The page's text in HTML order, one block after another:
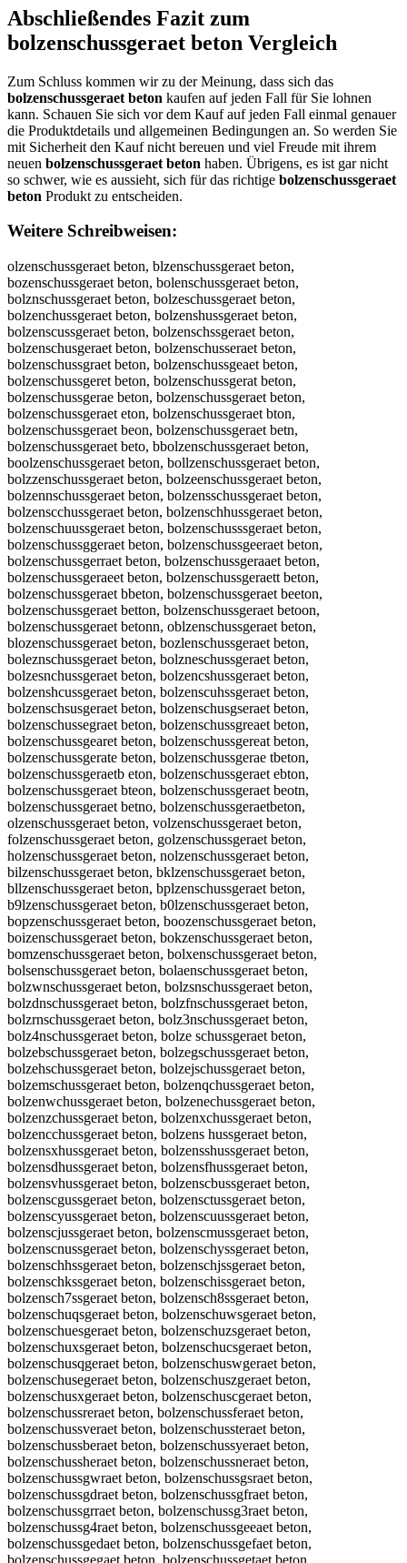
Abschließendes Fazit zum
bolzenschussgeraet beton Vergleich
Zum Schluss kommen wir zu der Meinung, dass sich das
bolzenschussgeraet beton kaufen auf jeden Fall für Sie lohnen
kann. Schauen Sie sich vor dem Kauf auf jeden Fall einmal genauer
die Produktdetails und allgemeinen Bedingungen an. So werden Sie
mit Sicherheit den Kauf nicht bereuen und viel Freude mit ihrem
neuen bolzenschussgeraet beton haben. Übrigens, es ist gar nicht
so schwer, wie es aussieht, sich für das richtige bolzenschussgeraet
beton Produkt zu entscheiden.
Weitere Schreibweisen:
olzenschussgeraet beton, blzenschussgeraet beton, bozenschussgeraet beton, bolenschussgeraet beton, bolznschussgeraet beton, bolzeschussgeraet beton, bolzenchussgeraet beton, bolzenshussgeraet beton, bolzenscussgeraet beton, bolzenschssgeraet beton, bolzenschusgeraet beton, bolzenschusseraet beton, bolzenschussgraet beton, bolzenschussgeaet beton, bolzenschussgeret beton, bolzenschussgerat beton, bolzenschussgerae beton, bolzenschussgeraet beton, bolzenschussgeraet eton, bolzenschussgeraet bton, bolzenschussgeraet beon, bolzenschussgeraet betn, bolzenschussgeraet beto, bbolzenschussgeraet beton, boolzenschussgeraet beton, bollzenschussgeraet beton, bolzzenschussgeraet beton, bolzeenschussgeraet beton, bolzennschussgeraet beton, bolzensschussgeraet beton, bolzenscchussgeraet beton, bolzenschhussgeraet beton, bolzenschuussgeraet beton, bolzenschusssgeraet beton, bolzenschussggeraet beton, bolzenschussgeeraet beton, bolzenschussgerraet beton, bolzenschussgeraaet beton, bolzenschussgeraeet beton, bolzenschussgeraett beton, bolzenschussgeraet bbeton, bolzenschussgeraet beeton, bolzenschussgeraet betton, bolzenschussgeraet betoon, bolzenschussgeraet betonn, oblzenschussgeraet beton, blozenschussgeraet beton, bozlenschussgeraet beton, boleznschussgeraet beton, bolzneschussgeraet beton, bolzesnchussgeraet beton, bolzencshussgeraet beton, bolzenshcussgeraet beton, bolzenscuhssgeraet beton, bolzenschsusgeraet beton, bolzenschusgseraet beton, bolzenschussegraet beton, bolzenschussgreaet beton, bolzenschussgearet beton, bolzenschussgereat beton, bolzenschussgerate beton, bolzenschussgerae tbeton, bolzenschussgeraetb eton, bolzenschussgeraet ebton, bolzenschussgeraet bteon, bolzenschussgeraet beotn, bolzenschussgeraet betno, bolzenschussgeraetbeton, olzenschussgeraet beton, volzenschussgeraet beton, folzenschussgeraet beton, golzenschussgeraet beton, holzenschussgeraet beton, nolzenschussgeraet beton, bilzenschussgeraet beton, bklzenschussgeraet beton, bllzenschussgeraet beton, bplzenschussgeraet beton, b9lzenschussgeraet beton, b0lzenschussgeraet beton, bopzenschussgeraet beton, boozenschussgeraet beton, boizenschussgeraet beton, bokzenschussgeraet beton, bomzenschussgeraet beton, bolxenschussgeraet beton, bolsenschussgeraet beton, bolaenschussgeraet beton, bolzwnschussgeraet beton, bolzsnschussgeraet beton, bolzdnschussgeraet beton, bolzfnschussgeraet beton, bolzrnschussgeraet beton, bolz3nschussgeraet beton, bolz4nschussgeraet beton, bolze schussgeraet beton, bolzebschussgeraet beton, bolzegschussgeraet beton, bolzehschussgeraet beton, bolzejschussgeraet beton, bolzemschussgeraet beton, bolzenqchussgeraet beton, bolzenwchussgeraet beton, bolzenechussgeraet beton, bolzenzchussgeraet beton, bolzenxchussgeraet beton, bolzencchussgeraet beton, bolzens hussgeraet beton, bolzensxhussgeraet beton, bolzensshussgeraet beton, bolzensdhussgeraet beton, bolzensfhussgeraet beton, bolzensvhussgeraet beton, bolzenscbussgeraet beton, bolzenscgussgeraet beton, bolzensctussgeraet beton, bolzenscyussgeraet beton, bolzenscuussgeraet beton, bolzenscjussgeraet beton, bolzenscmussgeraet beton, bolzenscnussgeraet beton, bolzenschyssgeraet beton, bolzenschhssgeraet beton, bolzenschjssgeraet beton, bolzenschkssgeraet beton, bolzenschissgeraet beton, bolzensch7ssgeraet beton, bolzensch8ssgeraet beton, bolzenschuqsgeraet beton, bolzenschuwsgeraet beton, bolzenschuesgeraet beton, bolzenschuzsgeraet beton, bolzenschuxsgeraet beton, bolzenschucsgeraet beton, bolzenschusqgeraet beton, bolzenschuswgeraet beton, bolzenschusegeraet beton, bolzenschuszgeraet beton, bolzenschusxgeraet beton, bolzenschuscgeraet beton, bolzenschussreraet beton, bolzenschussferaet beton, bolzenschussveraet beton, bolzenschussteraet beton, bolzenschussberaet beton, bolzenschussyeraet beton, bolzenschussheraet beton, bolzenschussneraet beton, bolzenschussgwraet beton, bolzenschussgsraet beton, bolzenschussgdraet beton, bolzenschussgfraet beton, bolzenschussgrraet beton, bolzenschussg3raet beton, bolzenschussg4raet beton, bolzenschussgeeaet beton, bolzenschussgedaet beton, bolzenschussgefaet beton, bolzenschussgegaet beton, bolzenschussgetaet beton, bolzenschussge4aet beton, bolzenschussge5aet beton, bolzenschussgerqet beton, bolzenschussgerwet beton, bolzenschussgerzet beton, bolzenschussgerxet beton, bolzenschussgerawt beton, bolzenschussgerast beton, bolzenschussgeradt beton, bolzenschussgeraft beton, bolzenschussgerart beton, bolzenschussgera3t beton, bolzenschussgera4t beton, bolzenschussgeraer beton, bolzenschussgeraef beton, bolzenschussgeraeg beton, bolzenschussgeraeh beton, bolzenschussgeraey beton, bolzenschussgerae5 beton, bolzenschussgerae6 beton, bolzenschussgeraet eton, bolzenschussgeraet veton, bolzenschussgeraet feton, bolzenschussgeraet geton, bolzenschussgeraet heton, bolzenschussgeraet neton, bolzenschussgeraet bwton, bolzenschussgeraet bston, bolzenschussgeraet bdton, bolzenschussgeraet bfton, bolzenschussgeraet brton, bolzenschussgeraet b3ton, bolzenschussgeraet b4ton, bolzenschussgeraet beron, bolzenschussgeraet befon, bolzenschussgeraet begon, bolzenschussgeraet behon, bolzenschussgeraet beyon, bolzenschussgeraet be5on, bolzenschussgeraet be6on, bolzenschussgeraet betin, bolzenschussgeraet betkn, bolzenschussgeraet betln, bolzenschussgeraet betpn, bolzenschussgeraet bet9n, bolzenschussgeraet bet0n, bolzenschussgeraet beto , bolzenschussgeraet betob, bolzenschussgeraet betog, bolzenschussgeraet betoh, bolzenschussgeraet betoj, bolzenschussgeraet betom, bolzenschussgeraet beton, b olzenschussgeraet beton, vbolzenschussgeraet beton, bvolzenschussgeraet beton, fbolzenschussgeraet beton, bfolzenschussgeraet beton, gbolzenschussgeraet beton, bgolzenschussgeraet beton, hbolzenschussgeraet beton, bholzenschussgeraet beton, nbolzenschussgeraet beton, bnolzenschussgeraet beton, biolzenschussgeraet beton, boilzenschussgeraet beton, bkolzenschussgeraet beton, boklzenschussgeraet beton, blolzenschussgeraet beton, bpolzenschussgeraet beton, boplzenschussgeraet beton, b9olzenschussgeraet beton, bo9lzenschussgeraet beton, b0olzenschussgeraet beton, bo0lzenschussgeraet beton, bolpzenschussgeraet beton, bolozenschussgeraet beton, bolizenschussgeraet beton, bolkzenschussgeraet beton, bomlzenschussgeraet beton, bolmzenschussgeraet beton, bolxzenschussgeraet beton, bolzxenschussgeraet beton, bolszenschussgeraet beton, bolzsenschussgeraet beton, bolazenschussgeraet beton, bolzaenschussgeraet beton, bolzwenschussgeraet beton, bolzewnschussgeraet beton, bolzesnschussgeraet beton, bolzdenschussgeraet beton, bolzednschussgeraet beton, bolzfenschussgeraet beton, bolzefnschussgeraet beton, bolzrenschussgeraet beton, bolzernschussgeraet beton, bolz3enschussgeraet beton, bolze3nschussgeraet beton, bolz4enschussgeraet beton, bolze4nschussgeraet beton, bolze nschussgeraet beton, bolzen schussgeraet beton, bolzebnschussgeraet beton, bolzenbschussgeraet beton, bolzegnschussgeraet beton, bolzengschussgeraet beton, bolzehnschussgeraet beton, bolzenhschussgeraet beton, bolzejnschussgeraet beton, bolzenjschussgeraet beton, bolzemnschussgeraet beton, bolzenmschussgeraet beton, bolzenqschussgeraet beton, bolzensqchussgeraet beton, bolzenwschussgeraet beton, bolzenswchussgeraet beton, bolzeneschussgeraet beton, bolzensechussgeraet beton, bolzenzschussgeraet beton, bolzenszchussgeraet beton, bolzenxschussgeraet beton, bolzensxchussgeraet beton, bolzencschussgeraet beton, bolzens chussgeraet beton, bolzensc hussgeraet beton, bolzenscxhussgeraet beton, bolzenscshussgeraet beton, bolzensdchussgeraet beton, bolzenscdhussgeraet beton, bolzensfchussgeraet beton, bolzenscfhussgeraet beton, bolzensvchussgeraet beton, bolzenscvhussgeraet beton, bolzenscbhussgeraet beton, bolzenschbussgeraet beton, bolzenscghussgeraet beton, bolzenschgussgeraet beton, bolzenscthussgeraet beton, bolzenschtussgeraet beton, bolzenscyhussgeraet beton, bolzenschyussgeraet beton, bolzenscuhussgeraet beton, bolzenscjhussgeraet beton, bolzenschjussgeraet beton, bolzenscmhussgeraet beton, bolzenschmussgeraet beton, bolzenscnhussgeraet beton, bolzenschnussgeraet beton, bolzenschuyssgeraet beton, bolzenschuhssgeraet beton, bolzenschujssgeraet beton, bolzenschkussgeraet beton, bolzenschukssgeraet beton, bolzenschiussgeraet beton, bolzenschuissgeraet beton, bolzensch7ussgeraet beton, bolzenschu7ssgeraet beton, bolzensch8ussgeraet beton, bolzenschu8ssgeraet beton, bolzenschuqssgeraet beton, bolzenschusqsgeraet beton, bolzenschuwssgeraet beton, bolzenschuswsgeraet beton, bolzenschuessgeraet beton, bolzenschusesgeraet beton, bolzenschuzssgeraet beton, bolzenschuszsgeraet beton, bolzenschuxssgeraet beton, bolzenschusxsgeraet beton, bolzenschucssgeraet beton, bolzenschuscsgeraet beton, bolzenschussqgeraet beton, bolzenschusswgeraet beton, bolzenschussegeraet beton, bolzenschusszgeraet beton, bolzenschussxgeraet beton, bolzenschusscgeraet beton, bolzenschussrgeraet beton, bolzenschussgreraet beton, bolzenschussfgeraet beton, bolzenschussgferaet beton, bolzenschussvgeraet beton, bolzenschussgveraet beton, bolzenschusstgeraet beton, bolzenschussgteraet beton, bolzenschussbgeraet beton, bolzenschussgberaet beton, bolzenschussygeraet beton, bolzenschussgyeraet beton, bolzenschusshgeraet beton, bolzenschussgheraet beton, bolzenschussngeraet beton, bolzenschussgneraet beton, bolzenschussgweraet beton, bolzenschussgewraet beton, bolzenschussgseraet beton, bolzenschussgesraet beton, bolzenschussgderaet beton, bolzenschussgedraet beton, bolzenschussgefraet beton, bolzenschussg3eraet beton, bolzenschussge3raet beton, bolzenschussg4eraet beton, bolzenschussge4raet beton, bolzenschussgereaet beton, bolzenschussgerdaet beton, bolzenschussgerfaet beton, bolzenschussgegraet beton, bolzenschussgergaet beton, bolzenschussgetraet beton, bolzenschussgertaet beton, bolzenschussger4aet beton, bolzenschussge5raet beton, bolzenschussger5aet beton, bolzenschussgerqaet beton, bolzenschussgeraqet beton, bolzenschussgerwaet beton, bolzenschussgerawet beton, bolze